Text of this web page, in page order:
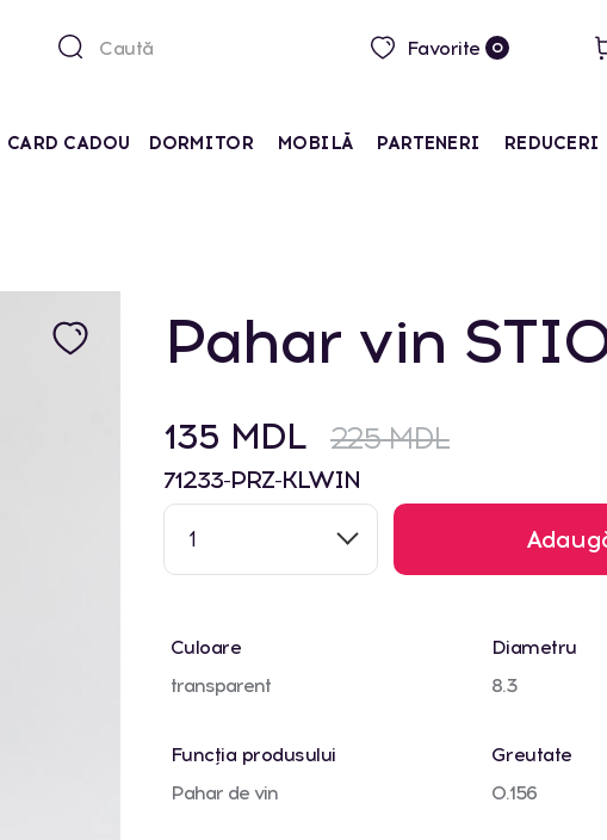
Favorite 0
CARD CADOU DORMITOR MOBILĂ PARTENERI REDUCERI
Pahar vin
135 MDL 225 MDL
71233-PRZ-KLWIN
1
Culoare
transparent
Diametru
8.3
Funcția produsului
Pahar de vin
Greutate
0.156